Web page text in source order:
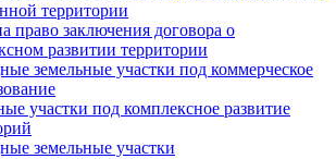
территории
право заключения договора о
развитии территории
земельные участки под коммерческое
участки под комплексное развитие
земельные участки